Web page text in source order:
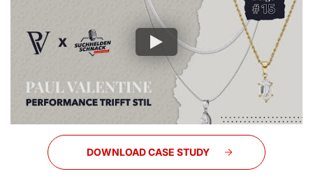
DOWNLOAD CASE STUDY